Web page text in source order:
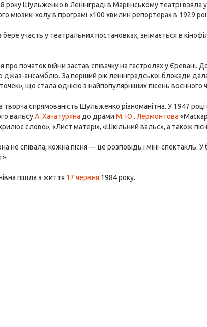
року Шульженко в Ленінграді в Маріїнському театрі взяла
мюзик-холу в програмі «100 хвилин репортера» в 1929
участь у театральних постановках, знімається в
початок війни застав співачку на гастролях у
ансамблю. За перший рік ленінградської блокади дала
що стала однією з найпопулярніших пісень воєнного
творча спрямованість Шульженко різноманітна. У 1947
вальсуА. Хачатуряна до драмиМ. Ю . Лермонтова
слово», «Лист матері», «Шкільний вальс», а також
не співала, кожна пісня — це розповідь і міні-спектакль. У
пішла з життя 17 червня 1984 року.